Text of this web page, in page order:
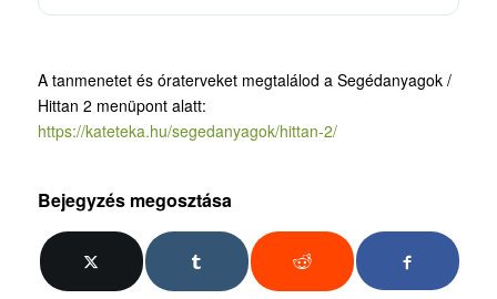
A tanmenetet és óraterveket megtalálod a Segédanyagok /
Hittan 2 menüpont alatt:
https://kateteka.hu/segedanyagok/hittan-2/
Bejegyzés megosztása